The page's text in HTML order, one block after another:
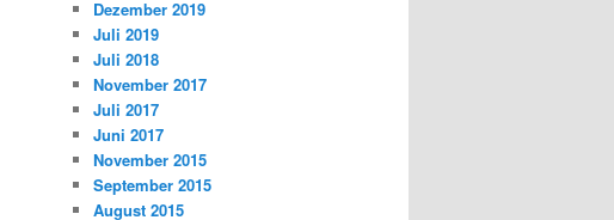
Dezember 2019
Juli 2019
Juli 2018
November 2017
Juli 2017
Juni 2017
November 2015
September 2015
August 2015